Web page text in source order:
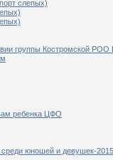
слепых)
группы Костромской
ребенка ЦФО
юношей и девушек-